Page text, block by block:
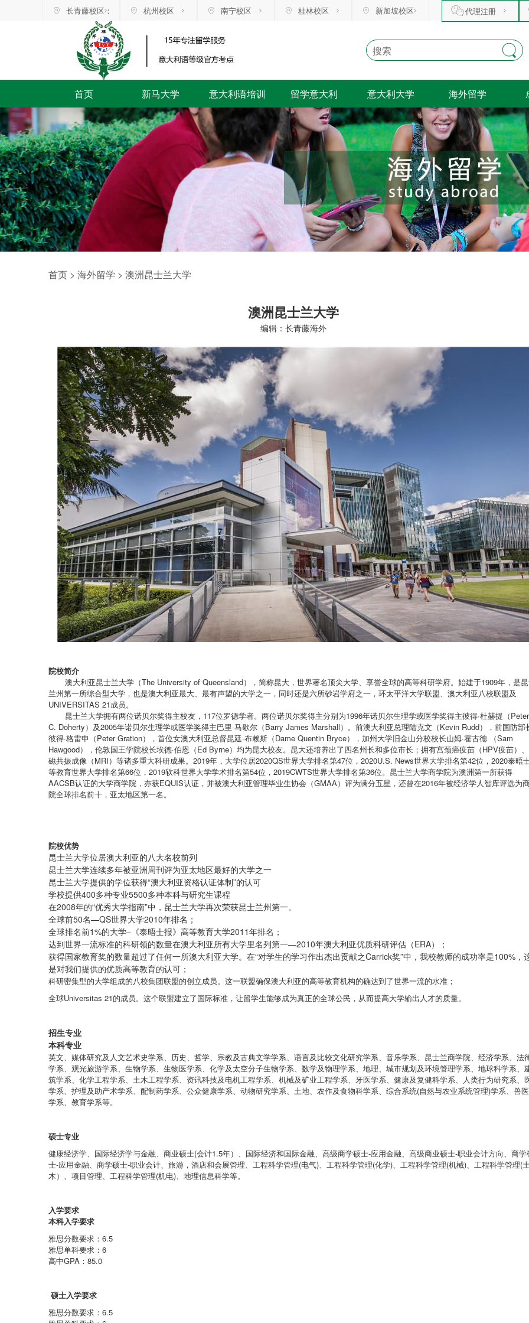
长青藤校区： 杭州校区 南宁校区 桂林校区 新加坡校区 代理注册
首页 新马大学 意大利语培训 留学意大利 意大利大学 海外留学
首页 > 海外留学 > 澳洲昆士兰大学
澳洲昆士兰大学
编辑：长青藤海外
院校简介
澳大利亚昆士兰大学（The University of Queensland），简称昆大，世界著名顶尖大学、享誉全球的高等科研学府。始建于1909年，是
兰州第一所综合型大学，也是澳大利亚最大、最有声望的大学之一，同时还是六所砂岩学府之一，环太平洋大学联盟、澳大利亚八校联盟及
UNIVERSITAS 21成员。
昆士兰大学拥有两位诺贝尔奖得主校友，117位罗德学者。两位诺贝尔奖得主分别为1996年诺贝尔生理学或医学奖得主彼得·杜赫提（Peter
C. Doherty）及2005年诺贝尔生理学或医学奖得主巴里·马歇尔（Barry James Marshall）。前澳大利亚总理陆克文（Kevin Rudd），前国防部
彼得·格雷申（Peter Gration），首位女澳大利亚总督昆廷·布赖斯（Dame Quentin Bryce），加州大学旧金山分校校长山姆·霍古德 （Sam
Hawgood），伦敦国王学院校长埃德·伯恩（Ed Byrne）均为昆大校友。昆大还培养出了四名州长和多位市长；拥有宫颈癌疫苗（HPV疫苗）
磁共振成像（MRI）等诸多重大科研成果。2019年，大学位居2020QS世界大学排名第47位，2020U.S. News世界大学排名第42位，2020泰晤
等教育世界大学排名第66位，2019软科世界大学学术排名第54位，2019CWTS世界大学排名第36位。昆士兰大学商学院为澳洲第一所获得
AACSB认证的大学商学院，亦获EQUIS认证，并被澳大利亚管理毕业生协会（GMAA）评为满分五星，还曾在2016年被经济学人智库评选为
院全球排名前十，亚太地区第一名。
院校优势
昆士兰大学位居澳大利亚的八大名校前列
昆士兰大学连续多年被亚洲周刊评为亚太地区最好的大学之一
昆士兰大学提供的学位获得“澳大利亚资格认证体制”的认可
学校提供400多种专业5500多种本科与研究生课程
在2008年的“优秀大学指南”中，昆士兰大学再次荣获昆士兰州第一。
全球前50名—QS世界大学2010年排名；
全球排名前1%的大学–《泰晤士报》高等教育大学2011年排名；
达到世界一流标准的科研领的数量在澳大利亚所有大学里名列第一—2010年澳大利亚优质科研评估（ERA）；
获得国家教育奖的数量超过了任何一所澳大利亚大学。在“对学生的学习作出杰出贡献之Carrick奖”中，我校教师的成功率是100%，
是对我们提供的优质高等教育的认可；
科研密集型的大学组成的八校集团联盟的创立成员。这一联盟确保澳大利亚的高等教育机构的确达到了世界一流的水准；
全球Universitas 21的成员。这个联盟建立了国际标准，让留学生能够成为真正的全球公民，从而提高大学输出人才的质量。
招生专业
本科专业
英文、媒体研究及人文艺术史学系、历史、哲学、宗教及古典文学学系、语言及比较文化研究学系、音乐学系、昆士兰商学院、经济学系、法
学系、观光旅游学系、生物学系、生物医学系、化学及太空分子生物学系、数学及物理学系、地理、城市规划及环境管理学系、地球科学系、
筑学系、化学工程学系、土木工程学系、资讯科技及电机工程学系、机械及矿业工程学系、牙医学系、健康及复健科学系、人类行为研究系、
学系、护理及助产术学系、配制药学系、公众健康学系、动物研究学系、土地、农作及食物科学系、综合系统(自然与农业系统管理)学系、兽
学系、教育学系等。
硕士专业
健康经济学、国际经济学与金融、商业硕士(会计1.5年）、国际经济和国际金融、高级商学硕士-应用金融、高级商业硕士-职业会计方向、商学
士-应用金融、商学硕士-职业会计、旅游，酒店和会展管理、工程科学管理(电气)、工程科学管理(化学)、工程科学管理(机械)、工程科学管理(
木）、项目管理、工程科学管理(机电)、地理信息科学等。
入学要求
本科入学要求
雅思分数要求：6.5
雅思单科要求：6
高中GPA：85.0
硕士入学要求
雅思分数要求：6.5